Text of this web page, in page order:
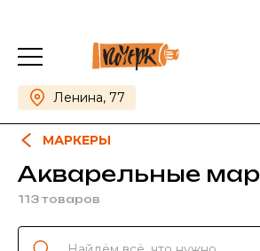
Ленина, 77
МАРКЕРЫ
Акварельные
113 товаров